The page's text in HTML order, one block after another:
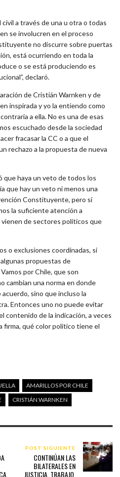
civil a través de una u otra o todas
se involucren en el proceso
no discurre sobre puertas
está ocurriendo en toda la
o se está produciendo es
declaró.
de Cristián Warnken y de
inspirada y yo la entiendo como
a ella. No es una de esas
escuchado desde la sociedad
fracasar la CC o a que el
rechazo a la propuesta de nueva
haya un veto de todos los
que hay un veto ni menos una
Constituyente, pero sí
la suficiente atención a
de sectores políticos que
o exclusiones coordinadas, si
propuestas de
por Chile, que son
cambian una norma en donde
sino que incluso la
Entonces uno no puede evitar
contenido de la indicación, a veces
firma, qué color político tiene el
AMARILLOS POR CHILE
CRISTIÁN WARNKEN
POST SIGUIENTE
CONTINÚAN LAS
BILATERALES EN
JUSTICIA, TRABAJO,